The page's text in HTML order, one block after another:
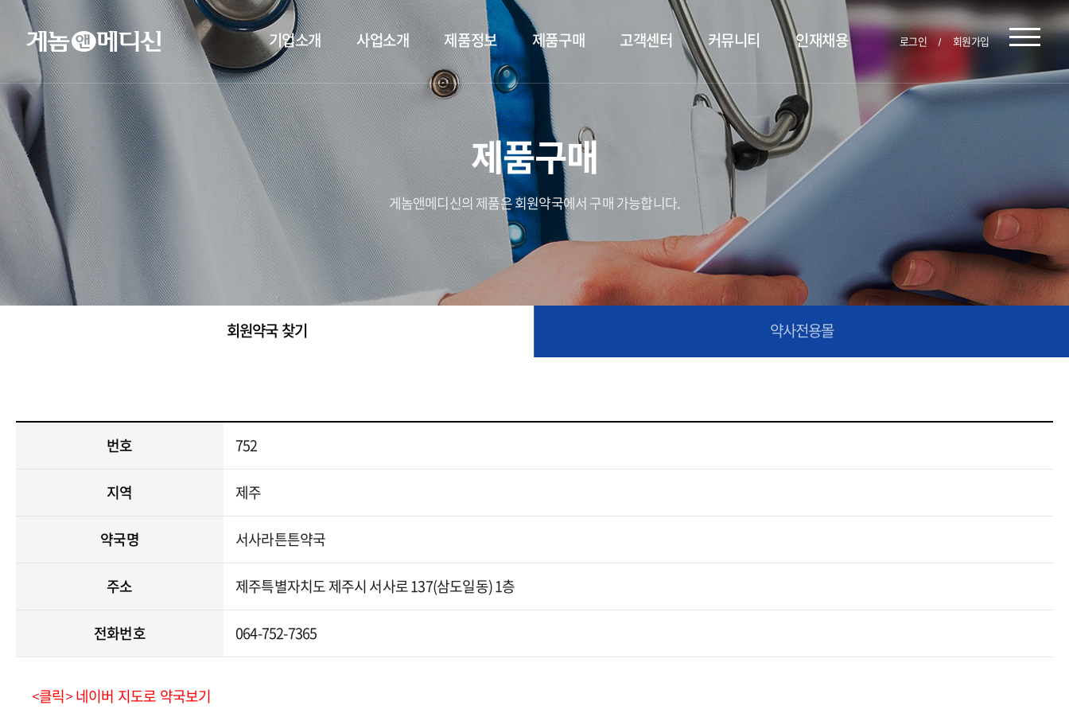
기업소개 사업소개 제품정보 제품구매 고객센터 커뮤니티 인재채용 로그인 회원가입
제품구매
게놈앤메디신의 제품은 회원약국에서 구매 가능합니다.
회원약국 찾기 약사전용몰
번호 752
지역 제주
약국명 서사라튼튼약국
주소 제주특별자치도 제주시 서사로 137(삼도일동) 1층
전화번호 064-752-7365
<클릭> 네이버 지도로 약국보기